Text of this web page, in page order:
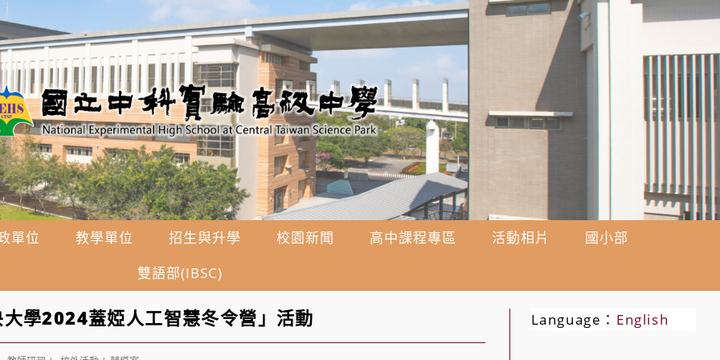
單位 教學單位 招生與升學 校園新聞 高中課程專區 活動相片
國小部
雙語部(IBSC)
學2024蓋婭人工智慧冬令營」活動 Language： English